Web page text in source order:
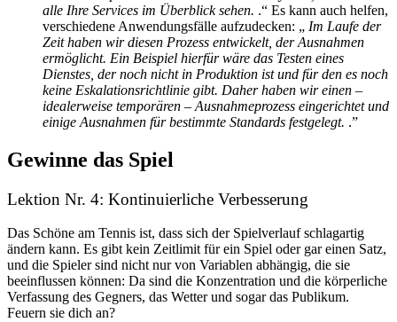
alle Ihre Services im Überblick sehen. .“ Es kann auch helfen,
verschiedene Anwendungsfälle aufzudecken: „ Im Laufe der
Zeit haben wir diesen Prozess entwickelt, der Ausnahmen
ermöglicht. Ein Beispiel hierfür wäre das Testen eines
Dienstes, der noch nicht in Produktion ist und für den es noch
keine Eskalationsrichtlinie gibt. Daher haben wir einen –
idealerweise temporären – Ausnahmeprozess eingerichtet und
einige Ausnahmen für bestimmte Standards festgelegt. .”
Gewinne das Spiel
Lektion Nr. 4: Kontinuierliche Verbesserung
Das Schöne am Tennis ist, dass sich der Spielverlauf schlagartig
ändern kann. Es gibt kein Zeitlimit für ein Spiel oder gar einen Satz,
und die Spieler sind nicht nur von Variablen abhängig, die sie
beeinflussen können: Da sind die Konzentration und die körperliche
Verfassung des Gegners, das Wetter und sogar das Publikum.
Feuern sie dich an?